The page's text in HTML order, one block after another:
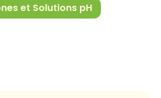
et Solutions pH